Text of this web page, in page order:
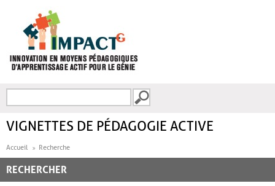
FORMULAIRE DE
VIGNETTES DE PÉDAGOGIE ACTIVE
Accueil Recherche
RECHERCHER